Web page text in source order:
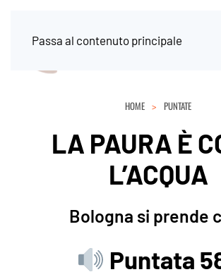
Passa al contenuto principale
HOME PUNTATE
LA PAURA È
L’ACQUA
Bologna si prende
Puntata